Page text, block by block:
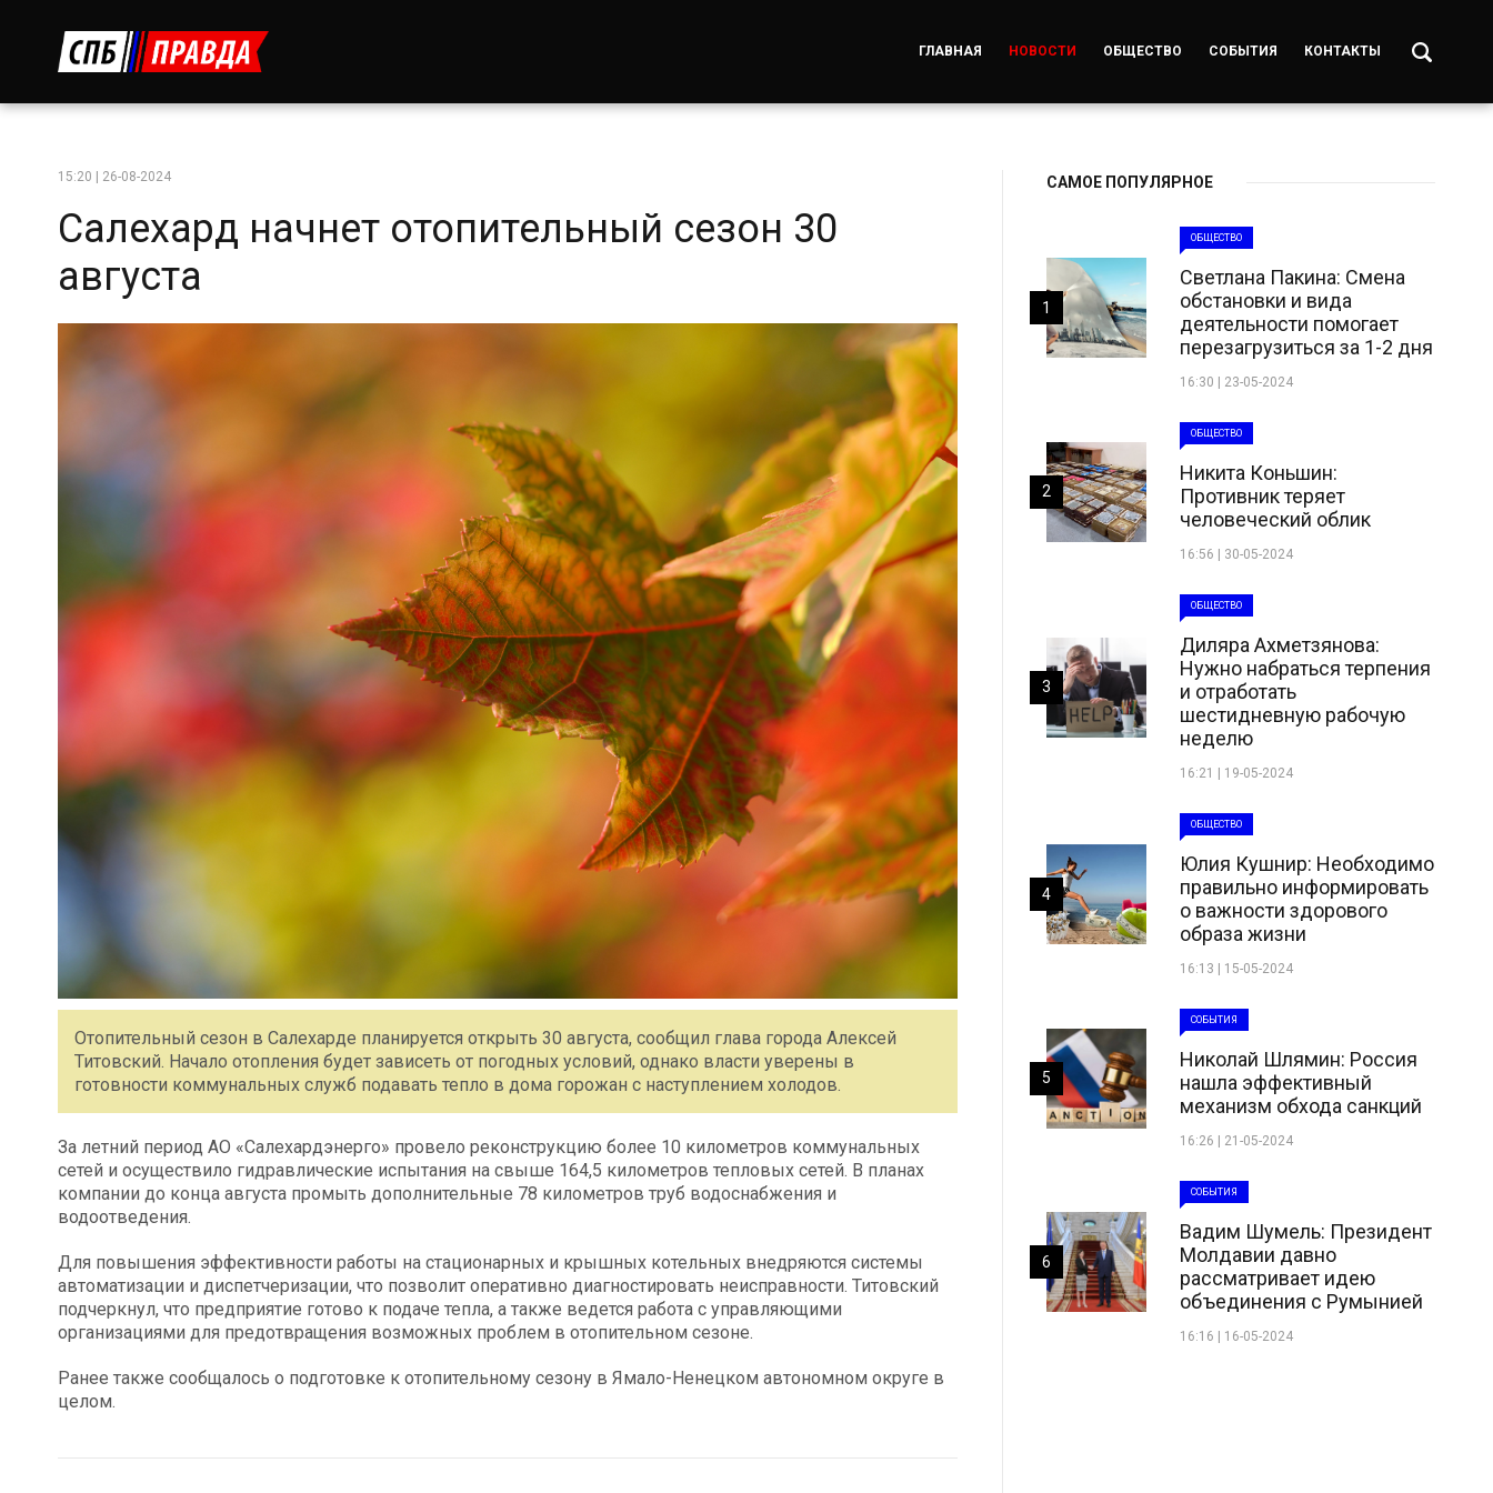
ГЛАВНАЯ НОВОСТИ ОБЩЕСТВО СОБЫТИЯ КОНТАКТЫ
15:20 | 26-08-2024
Салехард начнет отопительный сезон 30
августа
Отопительный сезон в Салехарде планируется открыть 30 августа, сообщил глава города Алексей
Титовский. Начало отопления будет зависеть от погодных условий, однако власти уверены в
готовности коммунальных служб подавать тепло в дома горожан с наступлением холодов.
За летний период АО «Салехардэнерго» провело реконструкцию более 10 километров коммунальных
сетей и осуществило гидравлические испытания на свыше 164,5 километров тепловых сетей. В планах
компании до конца августа промыть дополнительные 78 километров труб водоснабжения и
водоотведения.
Для повышения эффективности работы на стационарных и крышных котельных внедряются системы
автоматизации и диспетчеризации, что позволит оперативно диагностировать неисправности. Титовский
подчеркнул, что предприятие готово к подаче тепла, а также ведется работа с управляющими
организациями для предотвращения возможных проблем в отопительном сезоне.
Ранее также сообщалось о подготовке к отопительному сезону в Ямало-Ненецком автономном округе в
целом.
САМОЕ ПОПУЛЯРНОЕ
ОБЩЕСТВО
Светлана Пакина: Смена
обстановки и вида
деятельности помогает
перезагрузиться за 1-2 дня
16:30 | 23-05-2024
1
ОБЩЕСТВО
Никита Коньшин:
Противник теряет
человеческий облик
16:56 | 30-05-2024
2
ОБЩЕСТВО
Диляра Ахметзянова:
Нужно набраться терпения
и отработать
шестидневную рабочую
неделю
16:21 | 19-05-2024
3
ОБЩЕСТВО
Юлия Кушнир: Необходимо
правильно информировать
о важности здорового
образа жизни
16:13 | 15-05-2024
4
СОБЫТИЯ
Николай Шлямин: Россия
нашла эффективный
механизм обхода санкций
16:26 | 21-05-2024
5
СОБЫТИЯ
Вадим Шумель: Президент
Молдавии давно
рассматривает идею
объединения с Румынией
16:16 | 16-05-2024
6